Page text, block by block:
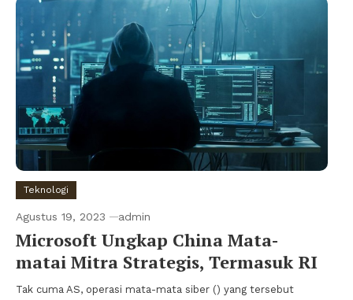
Teknologi
Agustus 19, 2023 admin
Microsoft Ungkap China Mata-
matai Mitra Strategis, Termasuk RI
Tak cuma AS, operasi mata-mata siber () yang tersebut